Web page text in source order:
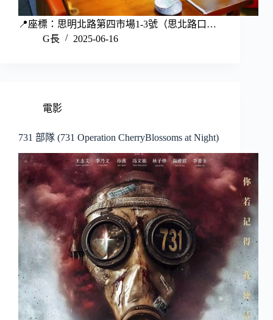
📍座標：思明北路第四市場1-3號（思北路口…
G長
2025-06-16
電影
731 部隊 (731 Operation CherryBlossoms at Night)